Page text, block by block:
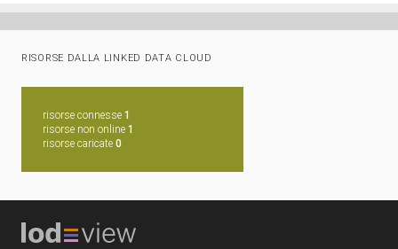
RISORSE DALLA LINKED DATA CLOUD
risorse connesse 1
risorse non online 1
risorse caricate 0